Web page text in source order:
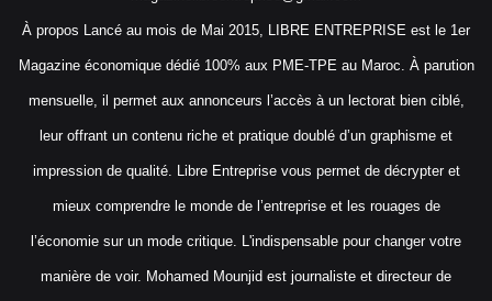
À propos Lancé au mois de Mai 2015, LIBRE ENTREPRISE est le 1er
Magazine économique dédié 100% aux PME-TPE au Maroc. À parution
mensuelle, il permet aux annonceurs l’accès à un lectorat bien ciblé,
leur offrant un contenu riche et pratique doublé d’un graphisme et
impression de qualité. Libre Entreprise vous permet de décrypter et
mieux comprendre le monde de l’entreprise et les rouages de
l’économie sur un mode critique. L'indispensable pour changer votre
manière de voir. Mohamed Mounjid est journaliste et directeur de